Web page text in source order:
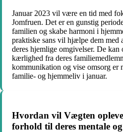
Januar 2023 vil være en tid med
Jomfruen. Det er en gunstig
familien og skabe harmoni i
praktiske sans vil hjælpe dem med
deres hjemlige omgivelser. De kan
kærlighed fra deres
kommunikation og vise omsorg er
familie- og hjemmeliv i januar.
Hvordan vil Vægten
forhold til deres mentale